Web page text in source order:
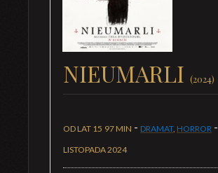
NIEUMARLI (2024)
OD LAT 15 97 MIN - DRAMAT, HORROR -
LISTOPADA 2024